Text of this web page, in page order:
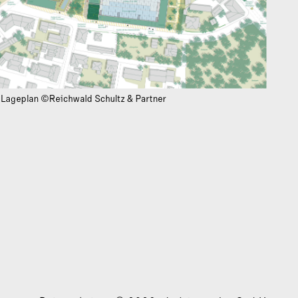
Lageplan ©Reichwald Schultz & Partner